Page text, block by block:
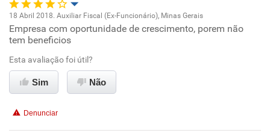
Oportunidade de promoção
Ambiente de trabalho
Conciliação com a vida familiar
18 Abril 2018. Auxiliar Fiscal (Ex-Funcionário), Minas Gerais
Empresa com oportunidade de crescimento, porem não
tem beneficios
Esta avaliação foi útil?
Sim Não
Denunciar